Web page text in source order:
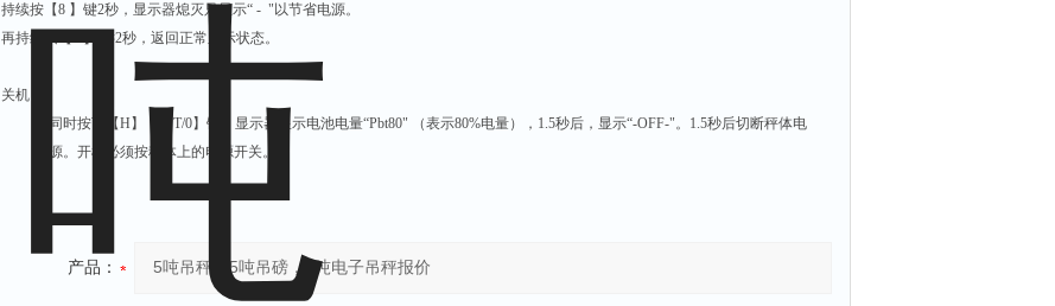
持续按【8 】键2秒，显示器熄灭只显示“ - "以节省电源。
再持续按【
】 键2秒，返回正常显示状态。
关机
同时按下【H】，【T/0】键，显示器显示电池电量“Pbt80" （表示80%电量），1.5秒后，显示“-OFF-"。1.5秒后切断秤体电
源。开机必须按秤体上的电源开关。
产品：